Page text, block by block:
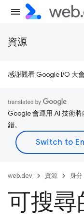
資源
感謝觀看 Google I/O 大會
Google 會運用 AI 技術
錯。
web.dev 資源 身分
可搜尋